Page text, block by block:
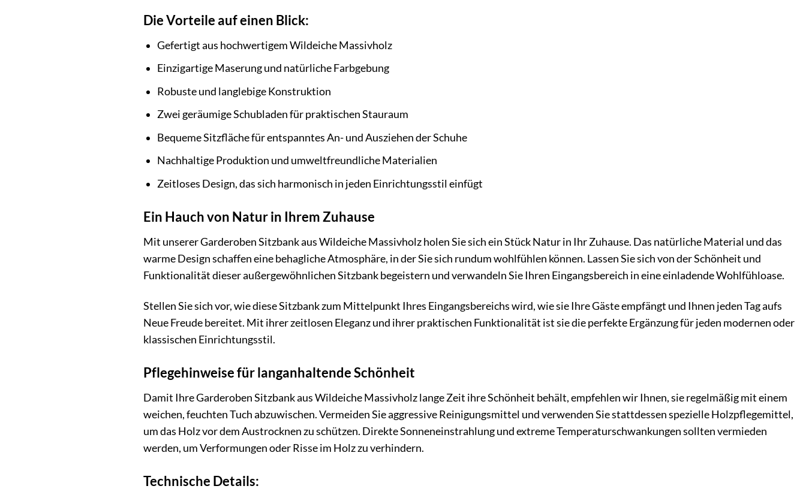
Die Vorteile auf einen Blick:
Gefertigt aus hochwertigem Wildeiche Massivholz
Einzigartige Maserung und natürliche Farbgebung
Robuste und langlebige Konstruktion
Zwei geräumige Schubladen für praktischen Stauraum
Bequeme Sitzfläche für entspanntes An- und Ausziehen der Schuhe
Nachhaltige Produktion und umweltfreundliche Materialien
Zeitloses Design, das sich harmonisch in jeden Einrichtungsstil einfügt
Ein Hauch von Natur in Ihrem Zuhause
Mit unserer Garderoben Sitzbank aus Wildeiche Massivholz holen Sie sich ein Stück Natur in Ihr Zuhause. Das natürliche Material und das
warme Design schaffen eine behagliche Atmosphäre, in der Sie sich rundum wohlfühlen können. Lassen Sie sich von der Schönheit und
Funktionalität dieser außergewöhnlichen Sitzbank begeistern und verwandeln Sie Ihren Eingangsbereich in eine einladende Wohlfühloase.
Stellen Sie sich vor, wie diese Sitzbank zum Mittelpunkt Ihres Eingangsbereichs wird, wie sie Ihre Gäste empfängt und Ihnen jeden Tag aufs
Neue Freude bereitet. Mit ihrer zeitlosen Eleganz und ihrer praktischen Funktionalität ist sie die perfekte Ergänzung für jeden modernen oder
klassischen Einrichtungsstil.
Pflegehinweise für langanhaltende Schönheit
Damit Ihre Garderoben Sitzbank aus Wildeiche Massivholz lange Zeit ihre Schönheit behält, empfehlen wir Ihnen, sie regelmäßig mit einem
weichen, feuchten Tuch abzuwischen. Vermeiden Sie aggressive Reinigungsmittel und verwenden Sie stattdessen spezielle Holzpflegemittel,
um das Holz vor dem Austrocknen zu schützen. Direkte Sonneneinstrahlung und extreme Temperaturschwankungen sollten vermieden
werden, um Verformungen oder Risse im Holz zu verhindern.
Technische Details: